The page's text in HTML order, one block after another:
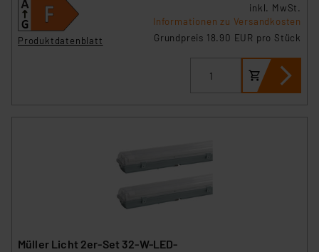
Produktdatenblatt
inkl. MwSt.
Informationen zu Versandkosten
Grundpreis 18.90 EUR pro Stück
Müller Licht 2er-Set 32-W-LED-